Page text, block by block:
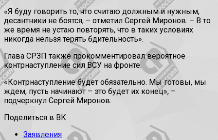
«Я буду говорить то, что считаю должным и нужным,
десантники не боятся, – отметил Сергей Миронов. – В то
же время не устаю повторять, что в таких условиях
никогда нельзя терять бдительность».
Глава СРЗП также прокомментировал вероятное
контрнаступление сил ВСУ на фронте.
«Контрнаступление будет обязательно. Мы готовы, мы
ждем, пусть начинают – это будет их конец», –
подчеркнул Сергей Миронов.
Поделиться в ВК
Заявления